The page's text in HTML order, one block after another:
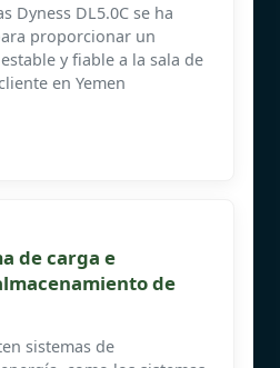
Dyness DL5.0C se ha
proporcionar un
y fiable a la sala de
en Yemen
de carga e
de
sistemas de